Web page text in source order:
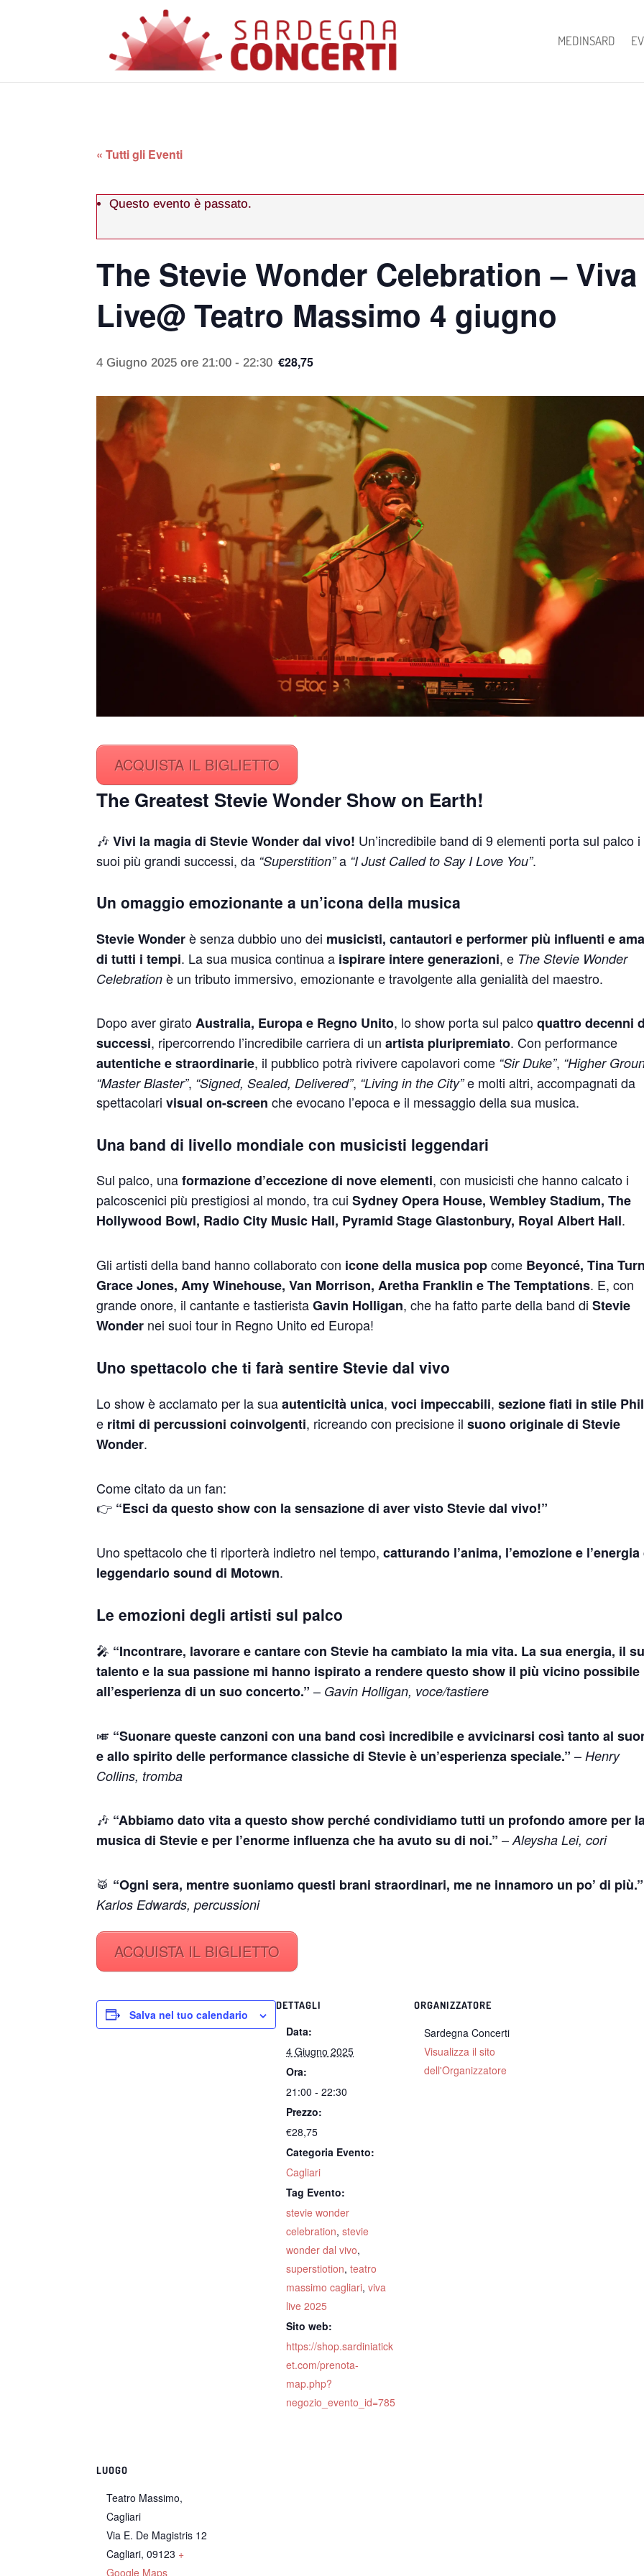
MEDINSARD
« Tutti gli Eventi
Questo evento è passato.
The Stevie Wonder Celebration – Viva
Live@ Teatro Massimo 4 giugno
4 Giugno 2025 ore 21:00 -22:30 €28,75
ACQUISTA IL BIGLIETTO
The Greatest Stevie Wonder Show on Earth!
🎶Vivi la magia di Stevie Wonder dal vivo! Un’incredibile band di 9 elementi porta sul palco i
suoi più grandi successi, da “Superstition”a “I Just Called to Say I Love You”.
Un omaggio emozionante a un’icona della musica
Stevie Wonderè senza dubbio uno dei musicisti, cantautori e performer più influenti e
di tutti i tempi. La sua musica continua a ispirare intere generazioni, e The Stevie Wonder
Celebration è un tributo immersivo, emozionante e travolgente alla genialità del maestro.
Dopo aver girato Australia, Europa e Regno Unito, lo show porta sul palcoquattro decenni
successi, ripercorrendo l’incredibile carriera di unartista pluripremiato. Con performance
autentiche e straordinarie, il pubblico potrà rivivere capolavori come “Sir Duke”, “Higher
“Master Blaster”, “Signed, Sealed, Delivered”, “Living in the City”e molti altri, accompagnati da
spettacolarivisual on-screen che evocano l’epoca e il messaggio della sua musica.
Una band di livello mondiale con musicisti leggendari
Sul palco, unaformazione d’eccezione di nove elementi, con musicisti che hanno calcato i
palcoscenici più prestigiosi al mondo, tra cuiSydney Opera House, Wembley Stadium, The
Hollywood Bowl, Radio City Music Hall, Pyramid Stage Glastonbury, Royal Albert Hall.
Gli artisti della band hanno collaborato con icone della musica popcome Beyoncé, Tina
Grace Jones, Amy Winehouse, Van Morrison, Aretha Franklin e The Temptations. E, con
grande onore, il cantante e tastieristaGavin Holligan, che ha fatto parte della band diStevie
Wonder nei suoi tour in Regno Unito ed Europa!
Uno spettacolo che ti farà sentire Stevie dal vivo
Lo show è acclamato per la suaautenticità unica,voci impeccabili,sezione fiati in stile
e ritmi di percussioni coinvolgenti, ricreando con precisione ilsuono originale di Stevie
Wonder.
Come citato da un fan:
👉 “Esci da questo show con la sensazione di aver visto Stevie dal vivo!”
Uno spettacolo che ti riporterà indietro nel tempo,catturando l’anima, l’emozione e
leggendario sound di Motown.
Le emozioni degli artisti sul palco
🎤 “Incontrare, lavorare e cantare con Stevie ha cambiato la mia vita. La sua energia, il
talento e la sua passione mi hanno ispirato a rendere questo show il più vicino possibile
all’esperienza di un suo concerto.” – Gavin Holligan, voce/tastiere
🎺 “Suonare queste canzoni con una band così incredibile e avvicinarsi così tanto al
e allo spirito delle performance classiche di Stevie è un’esperienza speciale.” – Henry
Collins, tromba
🎶 “Abbiamo dato vita a questo show perché condividiamo tutti un profondo amore per
musica di Stevie e per l’enorme influenza che ha avuto su di noi.” –Aleysha Lei, cori
🥁 “Ogni sera, mentre suoniamo questi brani straordinari, me ne innamoro un po’ di più.”
Karlos Edwards, percussioni
ACQUISTA IL BIGLIETTO
Salva nel tuo calendario
DETTAGLI
Data:
4 Giugno 2025
Ora:
21:00 - 22:30
Prezzo:
€28,75
Categoria Evento:
Cagliari
Tag Evento:
stevie wonder
celebration,stevie
wonder dal vivo,
superstiotion,teatro
massimo cagliari,viva
live 2025
Sito web:
https://shop.sardiniatick
et.com/prenota-
map.php?
negozio_evento_id=785
ORGANIZZATORE
Sardegna Concerti
Visualizza il sito
dell'Organizzatore
LUOGO
Teatro Massimo,
Cagliari
Via E. De Magistris 12
Cagliari, 09123 +
Google Maps